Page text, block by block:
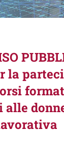
la
alle